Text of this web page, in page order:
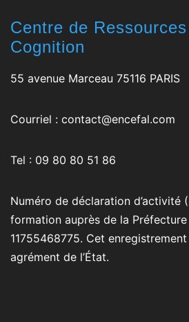
Centre de
Cognition
55 avenue Marceau 75116 PARIS
Courriel : contact@encefal.com
Tel : 09 80 80 51 86
Numéro de déclaration d’activité
formation auprès de la Préfecture
11755468775. Cet
agrément de l’État.